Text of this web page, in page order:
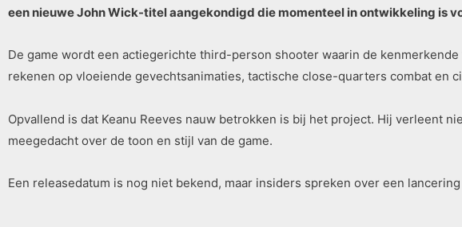
een nieuwe John Wick-titel aangekondigd die momenteel in ontwikkeling is
De game wordt een actiegerichte third-person shooter waarin de
rekenen op vloeiende gevechtsanimaties, tactische close-quarters combat en
Opvallend is dat Keanu Reeves nauw betrokken is bij het project. Hij verleent
meegedacht over de toon en stijl van de game.
Een releasedatum is nog niet bekend, maar insiders spreken over een lancering